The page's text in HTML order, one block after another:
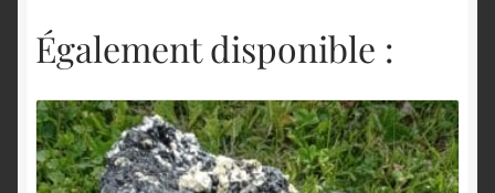
Également disponible :